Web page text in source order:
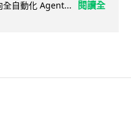
全自動化 Agent...
閱讀全